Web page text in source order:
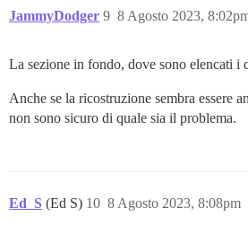
JammyDodger 8 Agosto 2023,
9
La sezione in fondo, dove sono elencati i
Anche se la ricostruzione sembra essere
non sono sicuro di quale sia il problema.
Ed_S (Ed S) 8 Agosto 2023, 8:08pm
10